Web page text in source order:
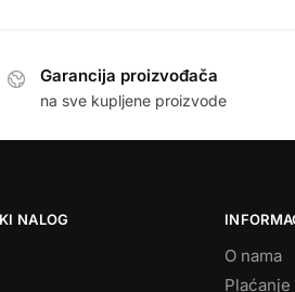
Garancija proizvođača
na sve kupljene proizvode
NALOG
O nama
Plaćanje